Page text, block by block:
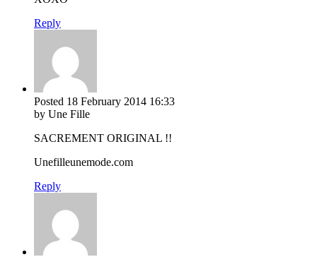
Reply
Posted 18 February 2014 16:33
by Une Fille
SACREMENT ORIGINAL !!
Unefilleunemode.com
Reply